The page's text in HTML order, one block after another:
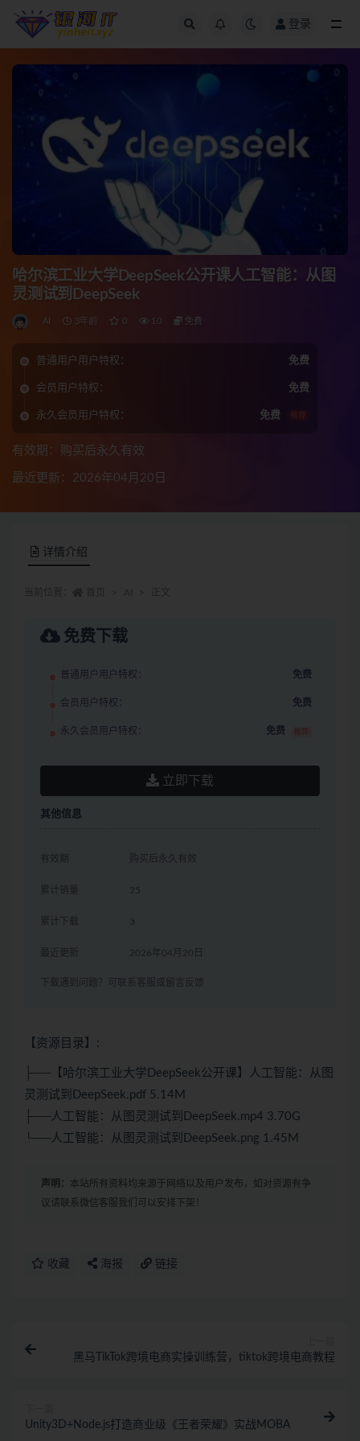
登录
哈尔滨工业大学DeepSeek公开课人工智能：从图
灵测试到DeepSeek
AI 3年前 0 10 免费
普通用户用户特权： 免费
会员用户特权： 免费
永久会员用户特权： 免费 推荐
有效期：购买后永久有效
最近更新：2026年04月20日
详情介绍
免费下载
普通用户用户特权： 免费
会员用户特权： 免费
永久会员用户特权： 免费 推荐
立即下载
其他信息
有效期 购买后永久有效
累计销量 25
累计下载 3
最近更新 2026年04月20日
下载遇到问题？可联系客服或留言反馈
【资源目录】:
├──【哈尔滨工业大学DeepSeek公开课】人工智能：从图
灵测试到DeepSeek.pdf 5.14M
├──人工智能：从图灵测试到DeepSeek.mp4 3.70G
└──人工智能：从图灵测试到DeepSeek.png 1.45M
声明： 本站所有资料均来源于网络以及用户发布，如对资源有争
议请联系微信客服我们可以安排下架！
收藏 海报 链接
黑马TikTok跨境电商实操训练营，tiktok跨境电商教程
Unity3D+Node.js打造商业级《王者荣耀》实战MOBA